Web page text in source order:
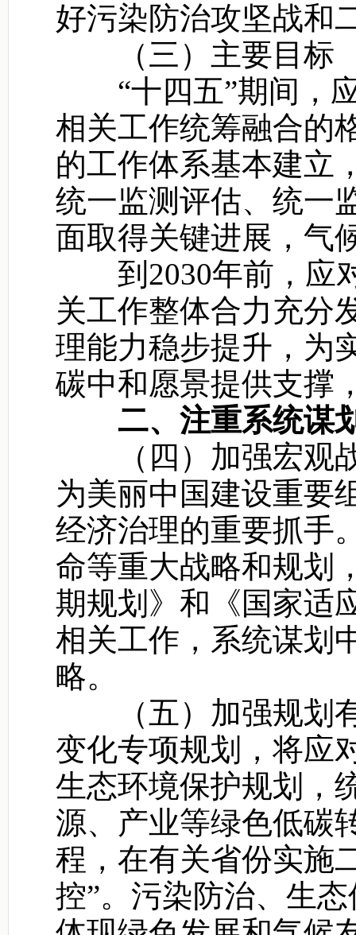
好污染防治攻坚战和
（三）主要目标
“十四五”期间，应
相关工作统筹融合的
的工作体系基本建立
统一监测评估、统一
面取得关键进展，气
到2030年前，应
关工作整体合力充分
理能力稳步提升，为
碳中和愿景提供支撑
二、注重系统谋
（四）加强宏观战
为美丽中国建设重要
经济治理的重要抓手
命等重大战略和规划
期规划》和《国家适
相关工作，系统谋划
略。
（五）加强规划有
变化专项规划，将应
生态环境保护规划，
源、产业等绿色低碳
程，在有关省份实施
控”。污染防治、生